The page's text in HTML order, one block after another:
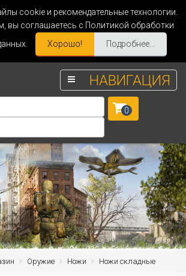
cookie и рекомендательные технологии.
вы соглашаетесь с Политикой обработки
Хорошо! Подробнее...
НАВИГАЦИЯ
0
Оружие Ножи Ножи складные